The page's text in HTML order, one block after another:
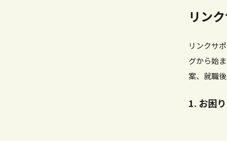
リン
リンクサ
グから始
案、就職
お困